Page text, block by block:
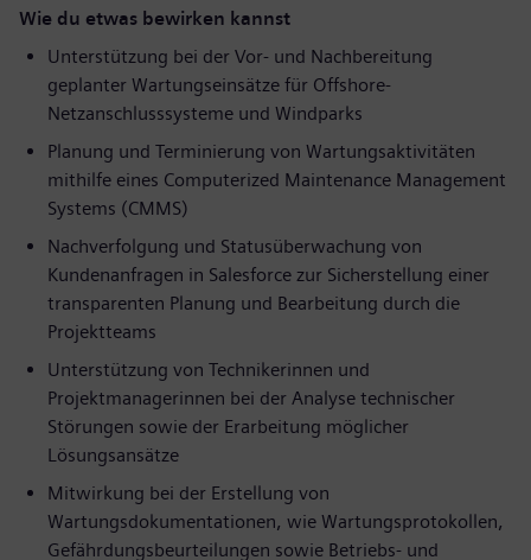
Wie du etwas bewirken kannst
Unterstützung bei der Vor- und Nachbereitung
geplanter Wartungseinsätze für Offshore-
Netzanschlusssysteme und Windparks
Planung und Terminierung von Wartungsaktivitäten
mithilfe eines Computerized Maintenance Management
Systems (CMMS)
Nachverfolgung und Statusüberwachung von
Kundenanfragen in Salesforce zur Sicherstellung einer
transparenten Planung und Bearbeitung durch die
Projektteams
Unterstützung von Technikerinnen und
Projektmanagerinnen bei der Analyse technischer
Störungen sowie der Erarbeitung möglicher
Lösungsansätze
Mitwirkung bei der Erstellung von
Wartungsdokumentationen, wie Wartungsprotokollen,
Gefährdungsbeurteilungen sowie Betriebs- und